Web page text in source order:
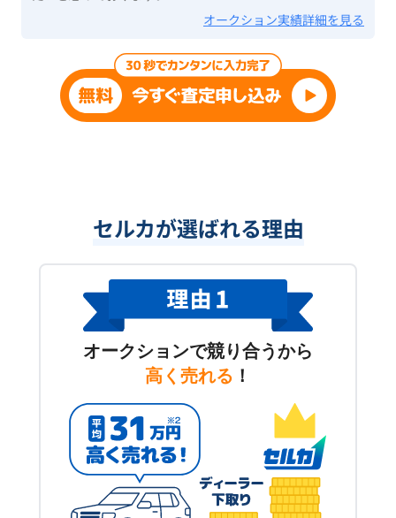
オークション実績詳細を見る
セルカが選ばれる理由
オークションで競り合うから
高く売れる ！